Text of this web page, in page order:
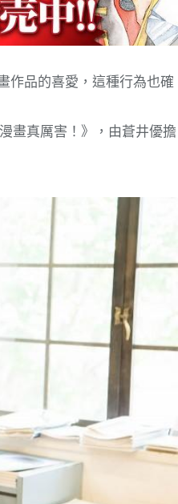
作品的喜愛，這種行為也確
畫真厲害！》，由蒼井優擔